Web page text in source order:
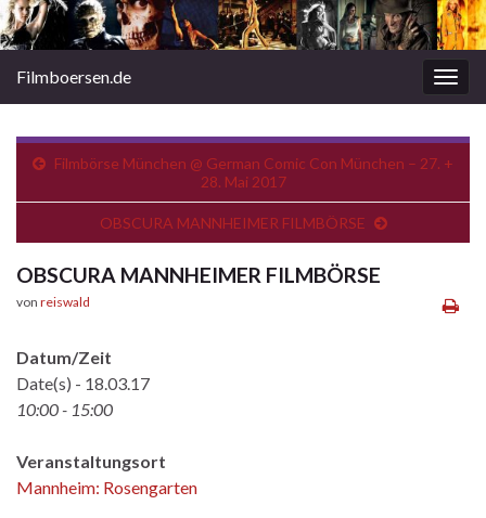
Filmboersen.de
Filmbörse München @ German Comic Con München – 27. +
28. Mai 2017
OBSCURA MANNHEIMER FILMBÖRSE
OBSCURA MANNHEIMER FILMBÖRSE
von reiswald
Datum/Zeit
Date(s) - 18.03.17
10:00 - 15:00
Veranstaltungsort
Mannheim: Rosengarten